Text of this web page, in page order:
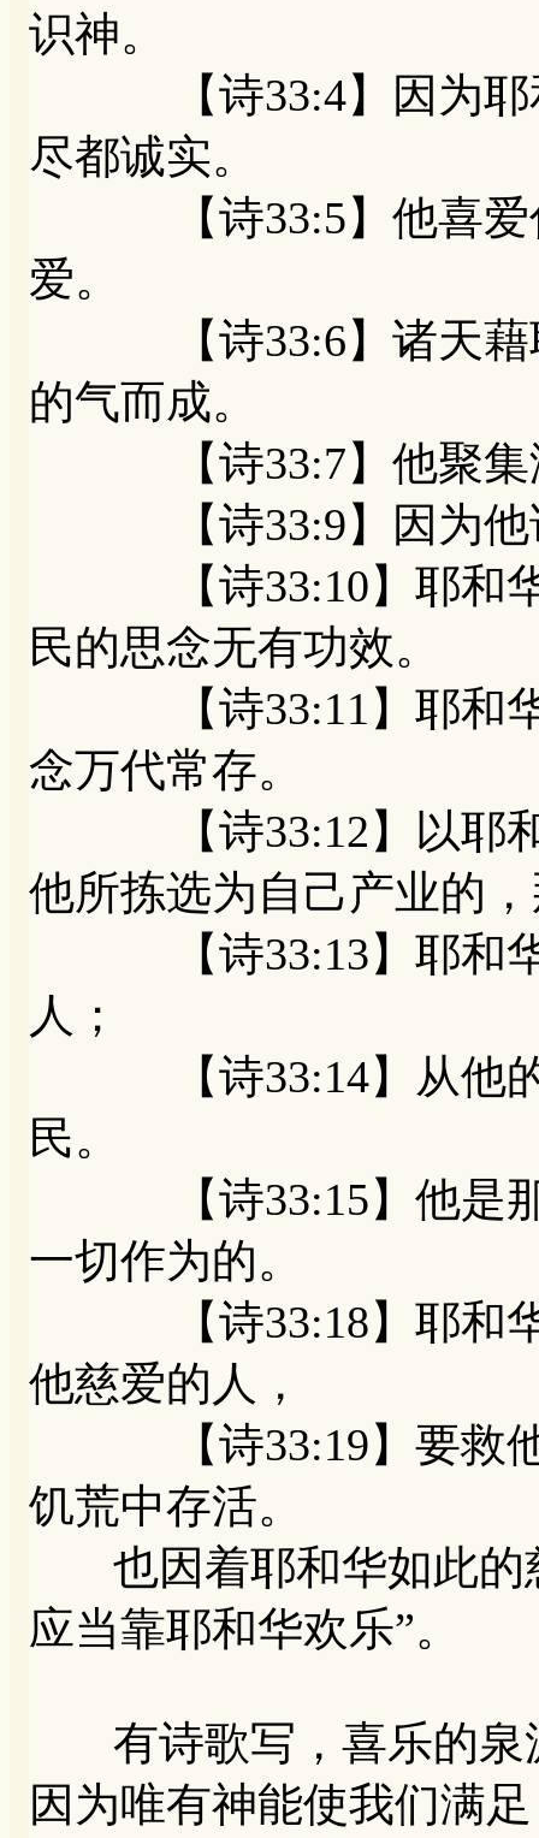
识神。
【诗33:4】因为耶和
尽都诚实。
【诗33:5】他喜爱仁
爱。
【诗33:6】诸天藉耶
的气而成。
【诗33:7】他聚集海
【诗33:9】因为他说
【诗33:10】耶和华
民的思念无有功效。
【诗33:11】耶和华
念万代常存。
【诗33:12】以耶和
他所拣选为自己产业的
【诗33:13】耶和华
人；
【诗33:14】从他的
民。
【诗33:15】他是那
一切作为的。
【诗33:18】耶和华
他慈爱的人，
【诗33:19】要救他
饥荒中存活。
也因着耶和华如此的
应当靠耶和华欢乐”。
有诗歌写，喜乐的泉
因为唯有神能使我们满